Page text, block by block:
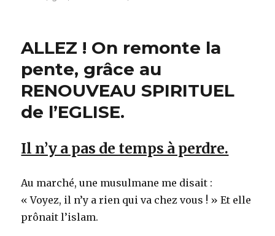
ALLEZ ! On remonte la
pente, grâce au
RENOUVEAU SPIRITUEL
de l’EGLISE.
Il n’y a pas de temps à perdre.
Au marché, une musulmane me disait :
« Voyez, il n’y a rien qui va chez vous ! » Et elle
prônait l’islam.